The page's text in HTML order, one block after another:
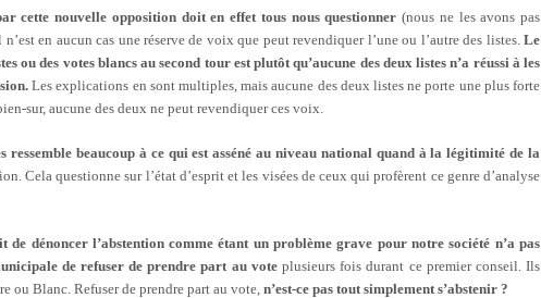
cette nouvelle opposition doit en effet tous nous questionner (nous ne les avons pas
en aucun cas une réserve de voix que peut revendiquer l’une ou l’autre des listes. Le
ou des votes blancs au second tour est plutôt qu’aucune des deux listes n’a réussi à les
Les explications en sont multiples, mais aucune des deux listes ne porte une plus forte
sur, aucune des deux ne peut revendiquer ces voix.
ressemble beaucoup à ce qui est asséné au niveau national quand à la légitimité de la
Cela questionne sur l’état d’esprit et les visées de ceux qui profèrent ce genre d’analyse
de dénoncer l’abstention comme étant un problème grave pour notre société n’a pas
de refuser de prendre part au voteplusieurs fois durant ce premier conseil. Ils
ou Blanc. Refuser de prendre part au vote, n’est-ce pas tout simplement s’abstenir ?